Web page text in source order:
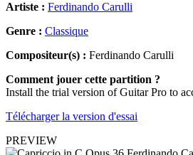
Artiste : Ferdinando Carulli
Genre : Classique
Compositeur(s) : Ferdinando Carulli
Comment jouer cette partition ?
Install the trial version of Guitar Pro to
Télécharger la version d'essai
PREVIEW